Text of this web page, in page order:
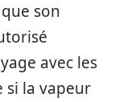
son
avec les
si la vapeur